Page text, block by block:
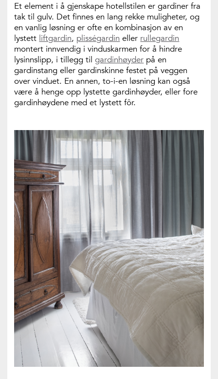
Et element i å gjenskape hotellstilen er gardiner fra
tak til gulv. Det finnes en lang rekke muligheter, og
en vanlig løsning er ofte en kombinasjon av en
lystett liftgardin, plisségardin eller rullegardin
montert innvendig i vinduskarmen for å hindre
lysinnslipp, i tillegg tilgardinhøyder på en
gardinstang eller gardinskinne festet på veggen
over vinduet. En annen, to-i-en løsning kan også
være å henge opp lystette gardinhøyder, eller fore
gardinhøydene med et lystett fôr.